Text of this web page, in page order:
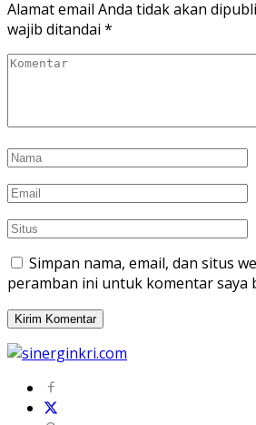
Alamat email Anda tidak akan
wajib ditandai *
Simpan nama, email, dan situs
peramban ini untuk komentar saya